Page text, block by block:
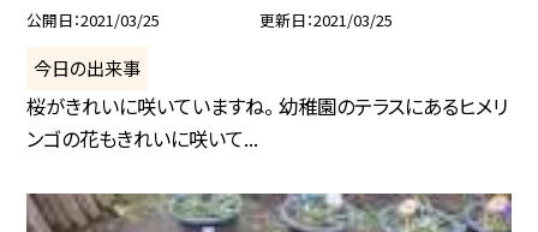
公開日 2021/03/25 更新日 2021/03/25
今日の出来事
桜がきれいに咲いていますね。 幼稚園のテラスにあるヒメリ
ンゴの花もきれいに咲いて...